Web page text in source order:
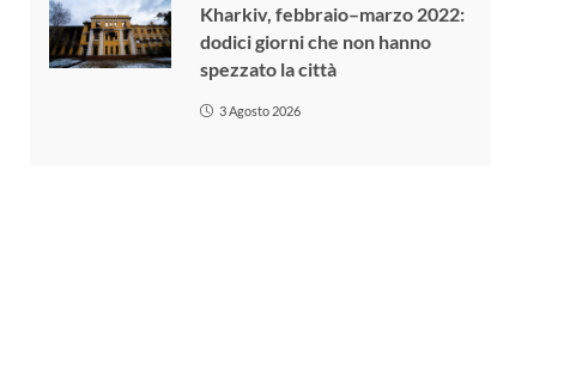
Kharkiv, febbraio–marzo 2022:
dodici giorni che non hanno
spezzato la città
3 Agosto 2026